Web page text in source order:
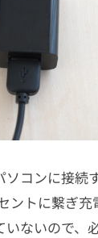
ソコンに接続
ントに繋ぎ充
いないので、